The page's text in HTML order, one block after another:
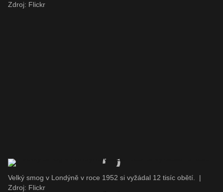
Zdroj: Flickr
Velký smog v Londýně v roce 1952 si vyžádal 12 tisíc obětí.
|
Zdroj: Flickr